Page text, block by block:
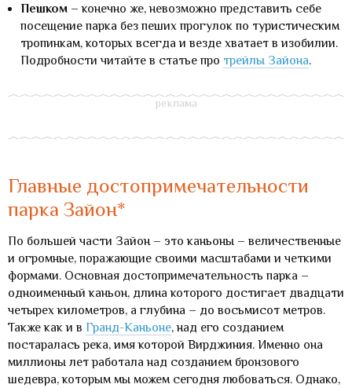
Пешком – конечно же, невозможно представить себе
посещение парка без пеших прогулок по туристическим
тропинкам, которых всегда и везде хватает в изобилии.
Подробности читайте в статье про трейлы Зайона.
Главные достопримечательности
парка Зайон*
По большей части Зайон – это каньоны – величественные
и огромные, поражающие своими масштабами и четкими
формами. Основная достопримечательность парка –
одноименный каньон, длина которого достигает двадцати
четырех километров, а глубина – до восьмисот метров.
Также как и в Гранд-Каньоне, над его созданием
постаралась река, имя которой Вирджиния. Именно она
миллионы лет работала над созданием бронзового
шедевра, которым мы можем сегодня любоваться. Однако,